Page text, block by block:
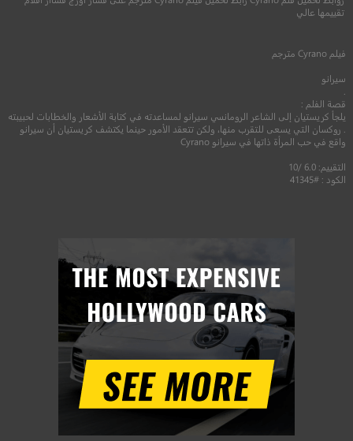
تقييمها عالي
فيلم Cyranoمترجم
سيرانو
قصة الفلم :
يلجأ كريستيان إلى الشاعر الرومانسي سيرانو لمساعدته في كتابة الأشعار والخطابات لحبيبته
. روكسان التي يسعى للتقرب منها، ولكن تتعقد الأمور حينما يكتشف كريستيان أن سيرانو
واقع في حب المرأة ذاتها في سيرانو Cyrano
التقييم: 6.0 /10
الكود : #41345